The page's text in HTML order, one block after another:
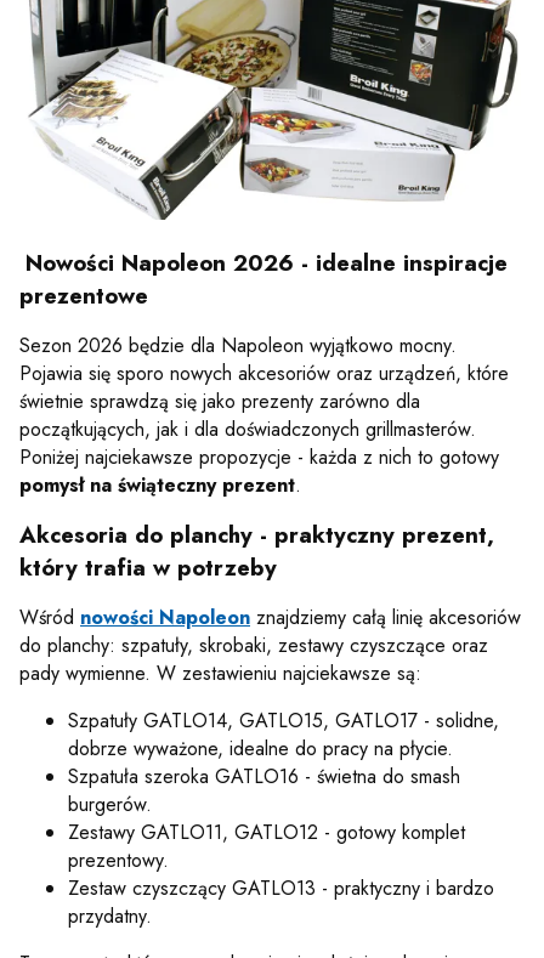
Nowości Napoleon 2026 - idealne inspiracje
prezentowe
Sezon 2026 będzie dla Napoleon wyjątkowo mocny.
Pojawia się sporo nowych akcesoriów oraz urządzeń, które
świetnie sprawdzą się jako prezenty zarówno dla
początkujących, jak i dla doświadczonych grillmasterów.
Poniżej najciekawsze propozycje - każda z nich to gotowy
pomysł na świąteczny prezent.
Akcesoria do planchy - praktyczny prezent,
który trafia w potrzeby
Wśród nowości Napoleon znajdziemy całą linię akcesoriów
do planchy: szpatuły, skrobaki, zestawy czyszczące oraz
pady wymienne. W zestawieniu najciekawsze są:
Szpatuły GATLO14, GATLO15, GATLO17 - solidne,
dobrze wyważone, idealne do pracy na płycie.
Szpatuła szeroka GATLO16 - świetna do smash
burgerów.
Zestawy GATLO11, GATLO12 - gotowy komplet
prezentowy.
Zestaw czyszczący GATLO13 - praktyczny i bardzo
przydatny.